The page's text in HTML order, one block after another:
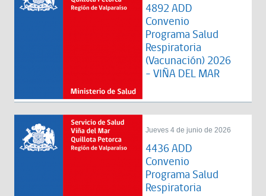
4892 ADD
Convenio
Programa Salud
Respiratoria
(Vacunación) 2026
- VIÑA DEL MAR
Jueves 4 de junio de 2026
4436 ADD
Convenio
Programa Salud
Respiratoria